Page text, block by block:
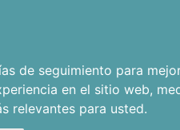
de seguimiento para
en el sitio web,
relevantes para usted.